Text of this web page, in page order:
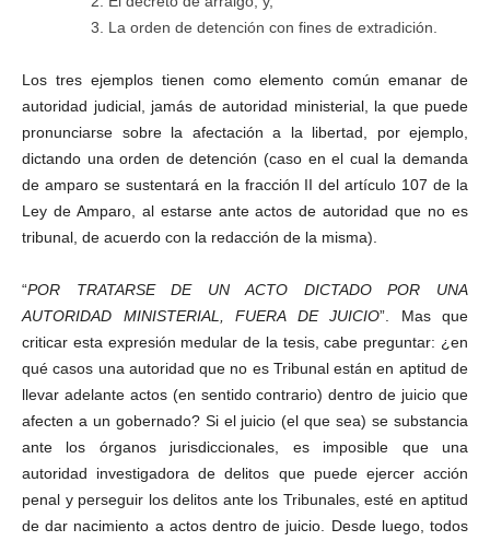
La orden de detención con fines de extradición.
Los tres ejemplos tienen como elemento común emanar de
autoridad judicial, jamás de autoridad ministerial, la que puede
pronunciarse sobre la afectación a la libertad, por ejemplo,
dictando una orden de detención (caso en el cual la demanda
de amparo se sustentará en la fracción II del artículo 107 de la
Ley de Amparo, al estarse ante actos de autoridad que no es
tribunal, de acuerdo con la redacción de la misma).
“POR TRATARSE DE UN ACTO DICTADO POR UNA
AUTORIDAD MINISTERIAL, FUERA DE JUICIO”. Mas que
criticar esta expresión medular de la tesis, cabe preguntar: ¿en
qué casos una autoridad que no es Tribunal están en aptitud de
llevar adelante actos (en sentido contrario) dentro de juicio que
afecten a un gobernado? Si el juicio (el que sea) se substancia
ante los órganos jurisdiccionales, es imposible que una
autoridad investigadora de delitos que puede ejercer acción
penal y perseguir los delitos ante los Tribunales, esté en aptitud
de dar nacimiento a actos dentro de juicio. Desde luego, todos